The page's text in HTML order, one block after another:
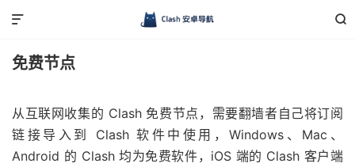


免费节点
从互联网收集的 Clash 免费节点，需要翻墙者自己将订阅
链接导入到 Clash 软件中使用，Windows、Mac、
Android 的 Clash 均为免费软件，iOS 端的 Clash 客户端